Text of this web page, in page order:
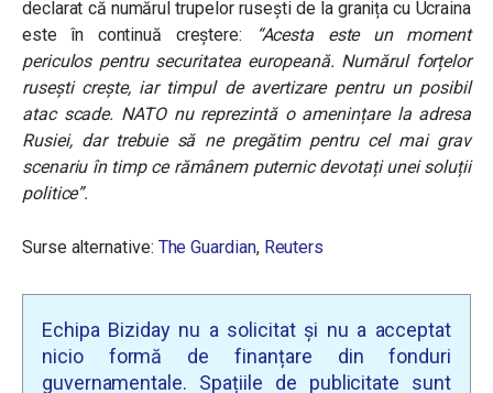
declarat că numărul trupelor rusești de la granița cu Ucraina
este în continuă creștere: “Acesta este un moment
periculos pentru securitatea europeană. Numărul forțelor
rusești crește, iar timpul de avertizare pentru un posibil
atac scade. NATO nu reprezintă o amenințare la adresa
Rusiei, dar trebuie să ne pregătim pentru cel mai grav
scenariu în timp ce rămânem puternic devotați unei soluții
politice”.
Surse alternative: The Guardian, Reuters
Echipa Biziday nu a solicitat și nu a acceptat
nicio formă de finanțare din fonduri
guvernamentale. Spațiile de publicitate sunt